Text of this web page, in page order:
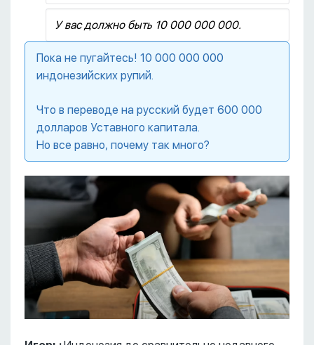
У вас должно быть 10 000 000 000.
Пока не пугайтесь! 10 000 000 000
индонезийских рупий.
Что в переводе на русский будет 600 000
долларов Уставного капитала.
Но все равно, почему так много?